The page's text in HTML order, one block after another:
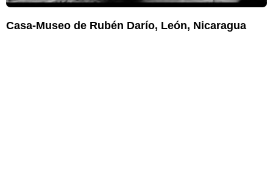
Casa-Museo de Rubén Darío, León, Nicaragua